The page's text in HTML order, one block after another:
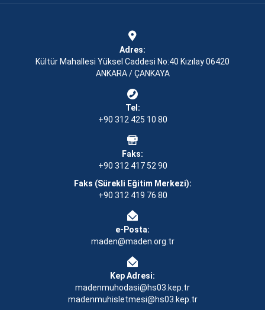
Adres:
Kültür Mahallesi Yüksel Caddesi No:40 Kızılay 06420
ANKARA / ÇANKAYA
Tel:
+90 312 425 10 80
Faks:
+90 312 417 52 90
Faks (Sürekli Eğitim Merkezi):
+90 312 419 76 80
e-Posta:
maden@maden.org.tr
Kep Adresi:
madenmuhodasi@hs03.kep.tr
madenmuhisletmesi@hs03.kep.tr